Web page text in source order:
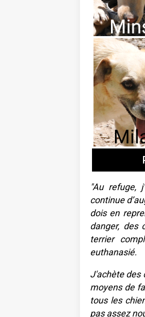
"Au refuge,
continue
dois en
danger, des
terrier
euthanasié.
J'achète des
moyens de
tous les
pas assez